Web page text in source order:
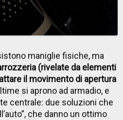
maniglie fisiche, ma
(rivelate da elementi
il movimento di apertura
si aprono ad armadio, e
centrale: due soluzioni che
che danno un ottimo